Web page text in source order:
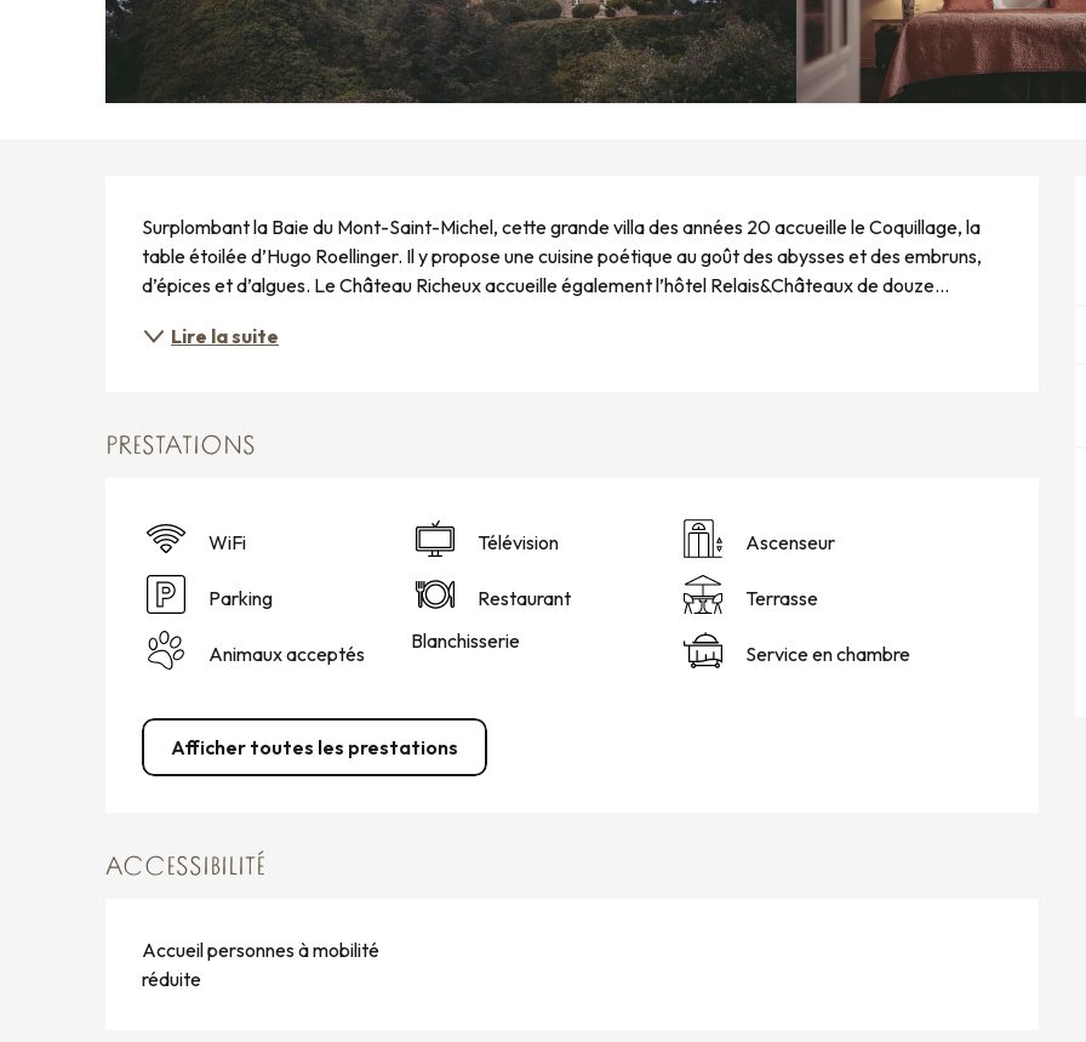
Surplombant la Baie du Mont-Saint-Michel, cette grande villa des années 20 accueille le Coquillage, la
table étoilée d’Hugo Roellinger. Il y propose une cuisine poétique au goût des abysses et des embruns,
d’épices et d’algues. Le Château Richeux accueille également l’hôtel Relais&Châteaux de douze...
Lire la suite
PRESTATIONS
WiFi Télévision Ascenseur
Parking Restaurant Terrasse
Animaux acceptés
Blanchisserie
Service en chambre
Afficher toutes les prestations
ACCESSIBILITÉ
Accueil personnes à mobilité
réduite